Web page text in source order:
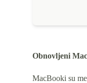
Obnovljeni
MacBooki su